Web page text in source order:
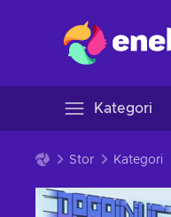
Kategori
Stor Kategori